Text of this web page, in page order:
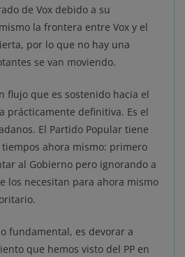
de Vox debido a su
la frontera entre Vox y el
por lo que no hay una
se van moviendo.
flujo que es sostenido hacia el
prácticamente definitiva. Es el
El Partido Popular tiene
ahora mismo: primero
al Gobierno pero ignorando a
los necesitan para ahora mismo
fundamental, es devorar a
que hemos visto del PP en